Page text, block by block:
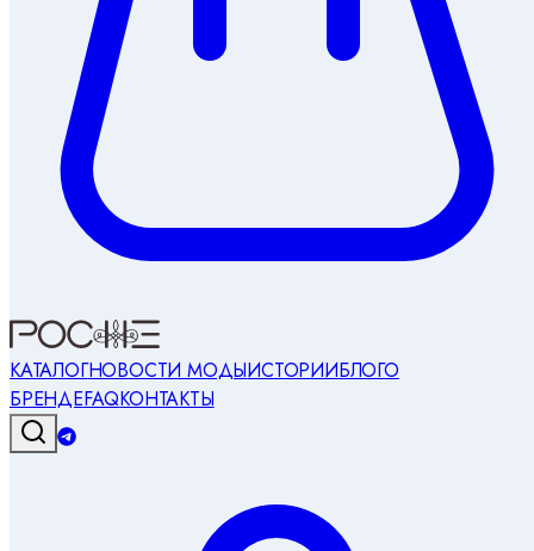
КАТАЛОГНОВОСТИ МОДЫИСТОРИИБЛОГО
БРЕНДЕFAQКОНТАКТЫ